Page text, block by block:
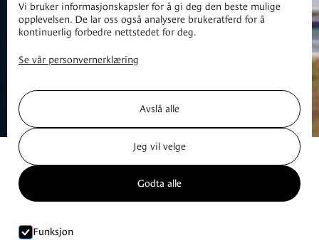
Vi bruker informasjonskapsler for å gi deg den beste mulige
opplevelsen. De lar oss også analysere brukeratferd for å
kontinuerlig forbedre nettstedet for deg.
Se vår personvernerklæring
Avslå alle
Jeg vil velge
Godta alle
Funksjon